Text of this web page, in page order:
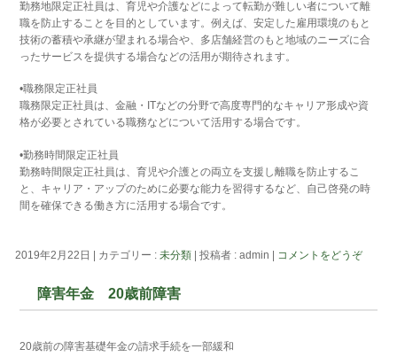
勤務地限定正社員は、育児や介護などによって転勤が難しい者について離
職を防止することを目的としています。例えば、安定した雇用環境のもと
技術の蓄積や承継が望まれる場合や、多店舗経営のもと地域のニーズに合
ったサービスを提供する場合などの活用が期待されます。
•職務限定正社員
職務限定正社員は、金融・ITなどの分野で高度専門的なキャリア形成や資
格が必要とされている職務などについて活用する場合です。
•勤務時間限定正社員
勤務時間限定正社員は、育児や介護との両立を支援し離職を防止するこ
と、キャリア・アップのために必要な能力を習得するなど、自己啓発の時
間を確保できる働き方に活用する場合です。
2019年2月22日 カテゴリー :未分類 |投稿者 : admin コメントをどうぞ
障害年金 20歳前障害
20歳前の障害基礎年金の請求手続を一部緩和